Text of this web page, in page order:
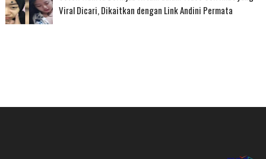
Viral Dicari, Dikaitkan dengan Link Andini Permata